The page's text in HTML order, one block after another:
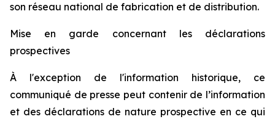
son réseau national de fabrication et de distribution.
Mise en garde concernant les déclarations
prospectives
À l'exception de l'information historique, ce
communiqué de presse peut contenir de l’information
et des déclarations de nature prospective en ce qui